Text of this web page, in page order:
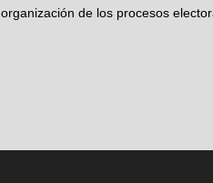
organización de los procesos